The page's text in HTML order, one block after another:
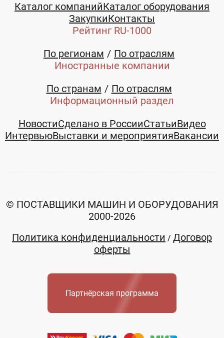
Каталог компанийКаталог оборудования
ЗакупкиКонтакты
Рейтинг RU-1000
По регионам
По отраслям
Иностранные компании
По странам
По отраслям
Информационный раздел
НовостиСделано в РоссииСтатьиВидео
ИнтервьюВыставки и мероприятияВакансии
© ПОСТАВЩИКИ МАШИН И ОБОРУДОВАНИЯ
2000-2026
Политика конфиденциальности / Договор
оферты
Партнёрская программа